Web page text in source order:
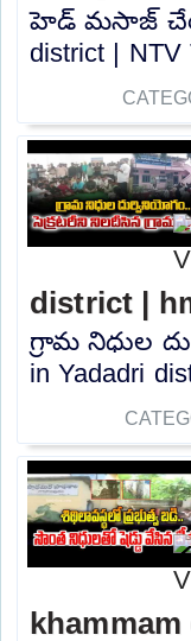
హెడ్ మసాజ్
district | NTV
district |
గ్రామ నిధుల
in Yadadri